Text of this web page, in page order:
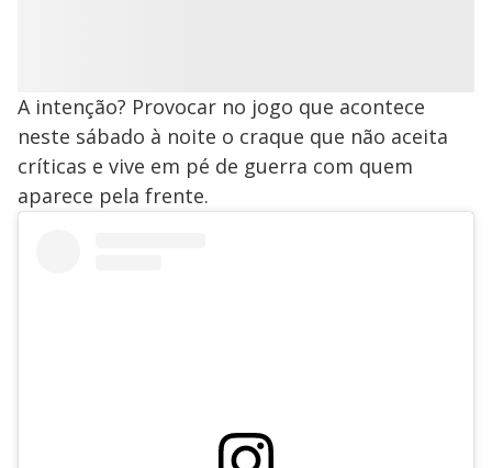
A intenção? Provocar no jogo que acontece
neste sábado à noite o craque que não aceita
críticas e vive em pé de guerra com quem
aparece pela frente.